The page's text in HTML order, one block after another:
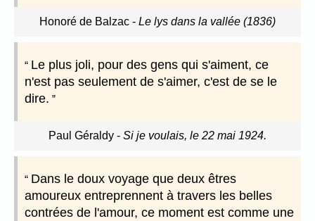
Honoré de Balzac - Le lys dans la vallée (1836)
Le plus joli, pour des gens qui s'aiment, ce
n'est pas seulement de s'aimer, c'est de se le
dire.
Paul Géraldy - Si je voulais, le 22 mai 1924.
Dans le doux voyage que deux êtres
amoureux entreprennent à travers les belles
contrées de l'amour, ce moment est comme une